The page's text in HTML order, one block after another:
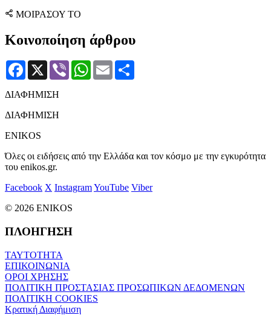
ΜΟΙΡΑΣΟΥ ΤΟ
Κοινοποίηση άρθρου
Facebook
X Viber WhatsApp
Email
ΔΙΑΦΗΜΙΣΗ
ΔΙΑΦΗΜΙΣΗ
ENIKOS
Όλες οι ειδήσεις από την Ελλάδα και τον κόσμο με την εγκυρότητα
του enikos.gr.
Facebook X InstagramYouTube Viber
© 2026 ENIKOS
ΠΛΟΗΓΗΣΗ
ΤΑΥΤΟΤΗΤΑ
ΕΠΙΚΟΙΝΩΝΙΑ
ΟΡΟΙ ΧΡΗΣΗΣ
ΠΟΛΙΤΙΚΗ ΠΡΟΣΤΑΣΙΑΣ ΠΡΟΣΩΠΙΚΩΝ ΔΕΔΟΜΕΝΩΝ
ΠΟΛΙΤΙΚΗ COOKIES
Κρατική Διαφήμιση